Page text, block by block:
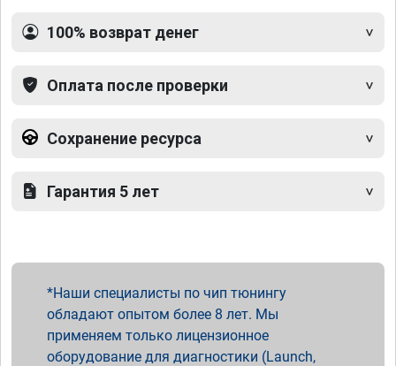
100% возврат денег
Оплата после проверки
Сохранение ресурса
Гарантия 5 лет
Наши специалисты по чип тюнингу
обладают опытом более 8 лет. Мы
применяем только лицензионное
оборудование для диагностики (Launch,